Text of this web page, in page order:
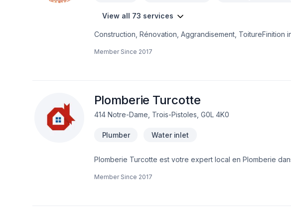
View all 73 services
Construction, Rénovation, Aggrandisement,
Member Since 2017
Plomberie Turcotte
414 Notre-Dame, Trois-Pistoles, G0L 4K0
Plumber Water inlet
Plomberie Turcotte est votre expert local en Plomberie
adaptées à vos besoins spécifiques et à votre budget.
Member Since 2017